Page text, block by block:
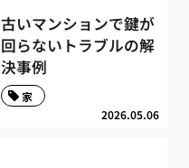
古いマンションで鍵が
回らないトラブルの解
決事例
2026.05.06
家